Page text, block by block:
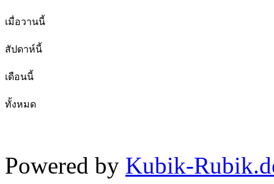
เมื่อวานนี้
สัปดาห์นี้
เดือนนี้
ทั้งหมด
Powered by Kubik-